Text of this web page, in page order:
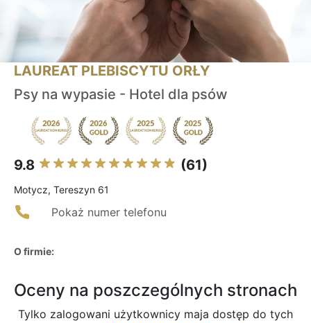
LAUREAT PLEBISCYTU ORŁY
Psy na wypasie - Hotel dla psów
9.8 (61)
Motycz, Tereszyn 61
Pokaż numer telefonu
O firmie:
Oceny na poszczególnych stronach
Tylko zalogowani użytkownicy maja dostęp do tych